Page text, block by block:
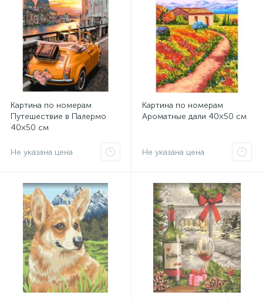
Картина по номерам
Путешествие в Палермо
40×50 см
Не указана цена
Картина по номерам
Ароматные дали 40×50 см
Не указана цена